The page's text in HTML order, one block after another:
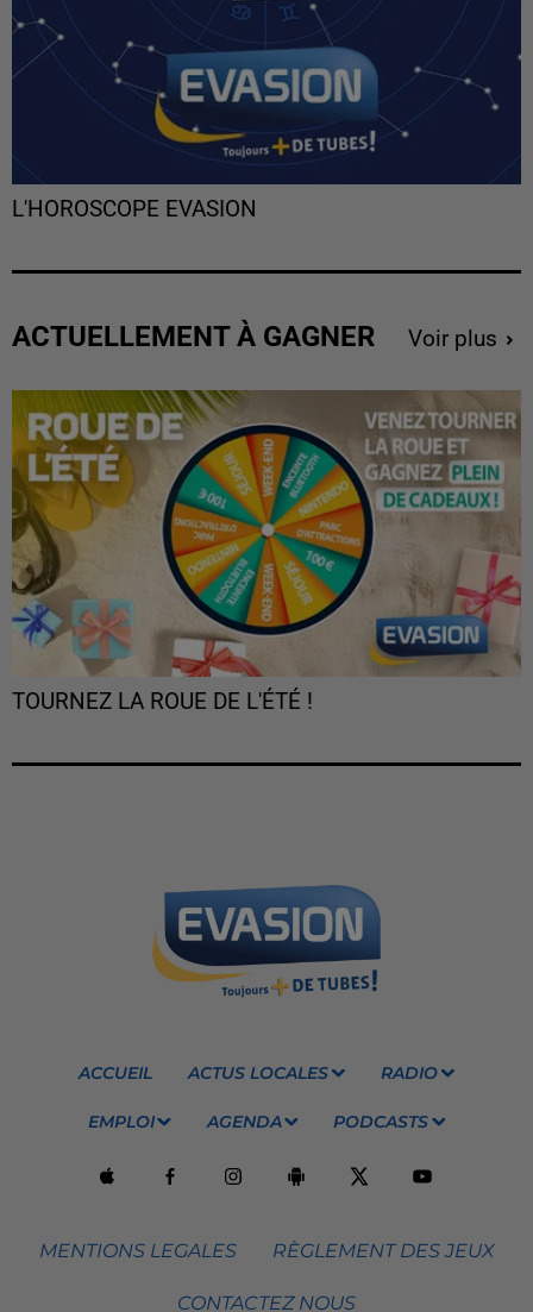
L'HOROSCOPE EVASION
ACTUELLEMENT À GAGNER Voir plus
TOURNEZ LA ROUE DE L'ÉTÉ !
ACCUEIL ACTUS LOCALES RADIO
EMPLOI AGENDA PODCASTS
MENTIONS LEGALES RÈGLEMENT DES JEUX
CONTACTEZ NOUS